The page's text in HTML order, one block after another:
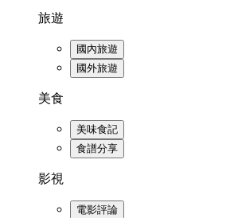
旅遊
國內旅遊
國外旅遊
美食
美味食記
食譜分享
影視
電影評論